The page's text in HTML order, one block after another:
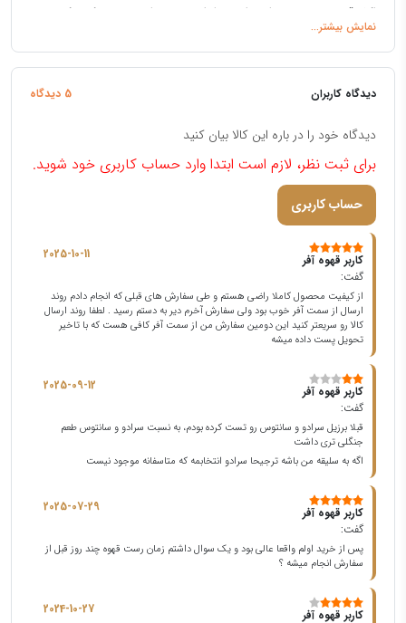
اکثر قهوه‌های برزیلی از روش پردازش طبیعی استفاده می‌کنند که در
آن گیلاس‌ها پس از برداشتن و خشک کردن بدون برداشتن پوست یا
موسیلاژ، همانطور که هستند، خشک می‌شوند.آنها همچنین می توانند
کباب تیره را بدون اینکه بیش از حد تلخ شوند بخورند.در نتیجه، طعم
ملایم و متعادلی به دم کرده و منجر به مصرف بالا در سراسر جهان می
دانه‌های قهوه در یک مرکز پیشرفته در دبی توسط تکنسین‌های چیره
خرید قهوه فله
دیدگاه کاربران 5 دیدگاه
دیدگاه خود را در باره این کالا بیان کنید
برای ثبت نظر، لازم است ابتدا وارد حساب کاربری خود شوید.
حساب کاربری
کاربر قهوه آفر
گفت:
2025-10-11
از کیفیت محصول کاملا راضی هستم و طی سفارش های قبلی که انجام دادم روند
ارسال از سمت آفر خوب بود ولی سفارش آخرم دیر به دستم رسید . لطفا روند ارسال
کالا رو سریعتر کنید این دومین سفارش من از سمت آفر کافی هست که با تاخیر
تحویل پست داده میشه
کاربر قهوه آفر
گفت:
2025-09-12
قبلا برزیل سرادو و سانتوس رو تست کرده بودم، به نسبت سرادو و سانتوس طعم
جنگلی تری داشت
اگه به سلیقه من باشه ترجیحا سرادو انتخابمه که متاسفانه موجود نیست
کاربر قهوه آفر
گفت:
2025-07-29
پس از خرید اولم واقعا عالی بود و یک سوال داشتم زمان رست قهوه چند روز قبل از
سفارش انجام میشه ؟
کاربر قهوه آفر 2024-10-27